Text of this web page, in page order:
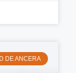
DE ANCERA